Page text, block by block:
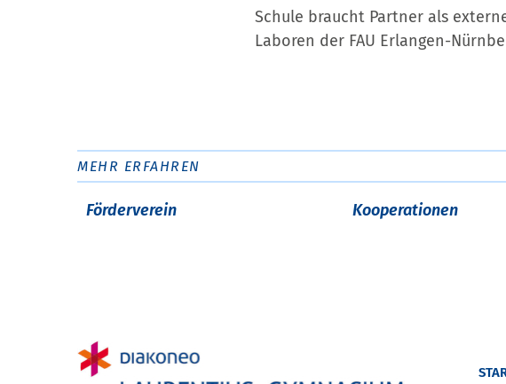
Schule braucht Partner als
Laboren der FAU Erlangen-
MEHR ERFAHREN
Förderverein Kooperationen